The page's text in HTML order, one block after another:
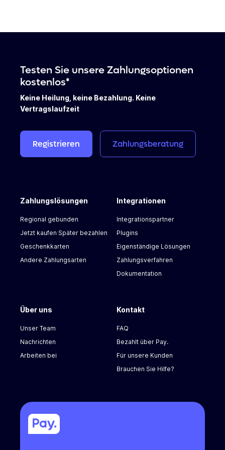
Testen Sie unsere Zahlungsoptionen
kostenlos*
Keine Heilung, keine Bezahlung. Keine
Vertragslaufzeit
Registrieren Zahlungsberatung
Zahlungslösungen
Regional gebunden
Jetzt kaufen Später bezahlen
Geschenkkarten
Andere Zahlungsarten
Integrationen
Integrationspartner
Plugins
Eigenständige Lösungen
Zahlungsverfahren
Dokumentation
Über uns
Unser Team
Nachrichten
Arbeiten bei
Kontakt
FAQ
Bezahlt über Pay.
Für unsere Kunden
Brauchen Sie Hilfe?